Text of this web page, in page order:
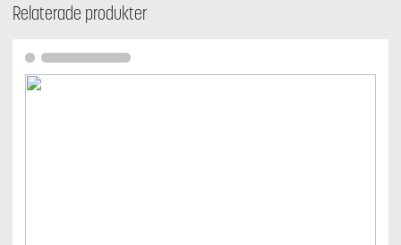
Relaterade produkter